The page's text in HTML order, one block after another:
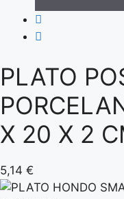
PLATO
X 20 X 2
5,14 €